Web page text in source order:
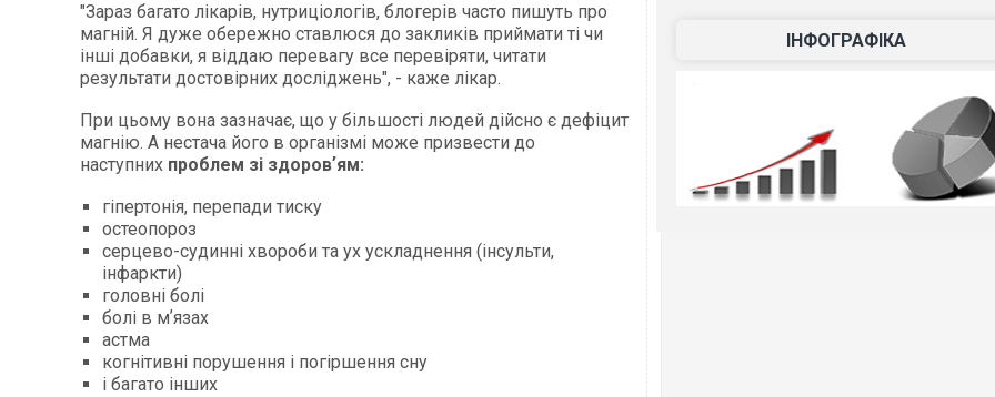
"Зараз багато лікарів, нутриціологів, блогерів часто пишуть про
магній. Я дуже обережно ставлюся до закликів приймати ті чи
інші добавки, я віддаю перевагу все перевіряти, читати
результати достовірних досліджень", - каже лікар.
При цьому вона зазначає, що у більшості людей дійсно є дефіцит
магнію. А нестача його в організмі може призвести до
наступних проблем зі здоровʼям:
гіпертонія, перепади тиску
остеопороз
серцево-судинні хвороби та ух ускладнення (інсульти,
інфаркти)
головні болі
болі в мʼязах
астма
когнітивні порушення і погіршення сну
і багато інших
ІНФОГРАФІКА